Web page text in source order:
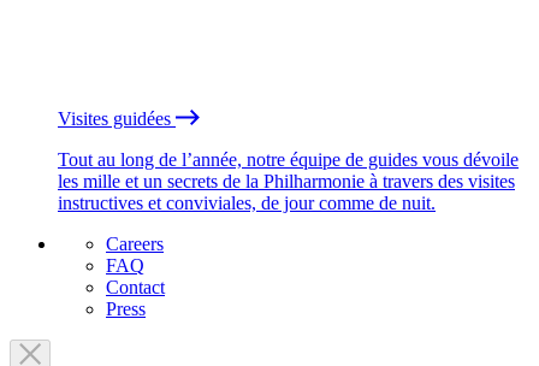
Visites guidées
Tout au long de l’année, notre équipe de guides vous dévoile
les mille et un secrets de la Philharmonie à travers des visites
instructives et conviviales, de jour comme de nuit.
Careers
FAQ
Contact
Press